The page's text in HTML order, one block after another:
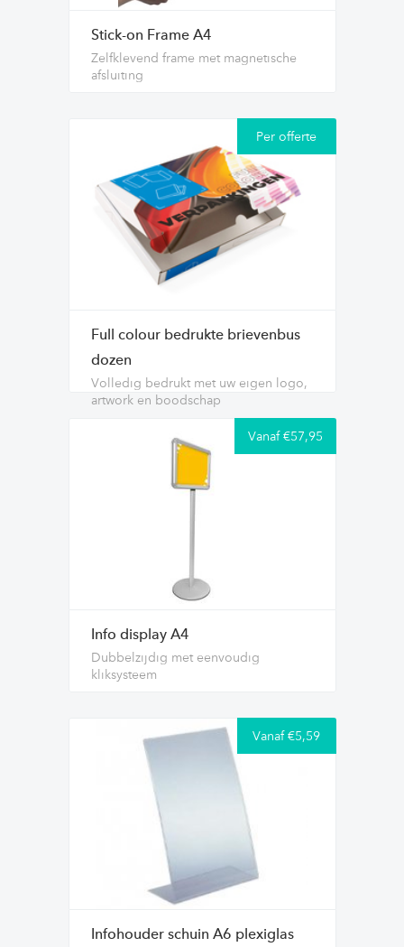
Stick-on Frame A4
Zelfklevend frame met magnetische
afsluiting
Per offerte
Full colour bedrukte brievenbus
dozen
Volledig bedrukt met uw eigen logo,
artwork en boodschap
Vanaf €57,95
Info display A4
Dubbelzijdig met eenvoudig
kliksysteem
Vanaf €5,59
Infohouder schuin A6 plexiglas